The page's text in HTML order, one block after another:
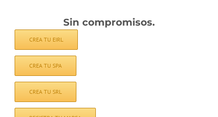
Sin compromisos.
CREA TU EIRL
CREA TU SPA
CREA TU SRL